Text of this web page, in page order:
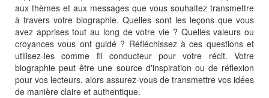
aux thèmes et aux messages que vous souhaitez transmettre
à travers votre biographie. Quelles sont les leçons que vous
avez apprises tout au long de votre vie ? Quelles valeurs ou
croyances vous ont guidé ? Réfléchissez à ces questions et
utilisez-les comme fil conducteur pour votre récit. Votre
biographie peut être une source d'inspiration ou de réflexion
pour vos lecteurs, alors assurez-vous de transmettre vos idées
de manière claire et authentique.